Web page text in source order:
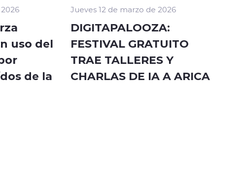
uso del
de la
Jueves 12 de marzo de 2026
DIGITAPALOOZA:
FESTIVAL GRATUITO
TRAE TALLERES Y
CHARLAS DE IA A ARICA